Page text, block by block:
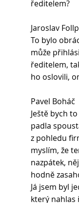
ředitelem?
Jaroslav
To bylo
může
ředitelem,
ho oslovili,
Pavel Boháč
Ještě bych
padla
z pohledu
myslím, že
nazpátek,
hodně
Já jsem byl
který nahlas